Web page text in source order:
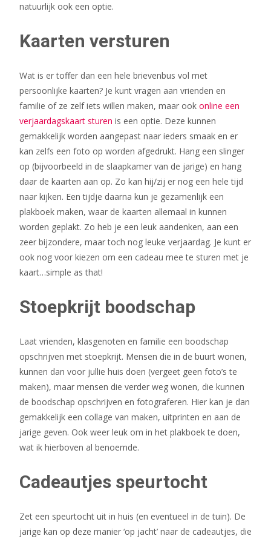
natuurlijk ook een optie.
Kaarten versturen
Wat is er toffer dan een hele brievenbus vol met
persoonlijke kaarten? Je kunt vragen aan vrienden en
familie of ze zelf iets willen maken, maar ook online een
verjaardagskaart sturen is een optie. Deze kunnen
gemakkelijk worden aangepast naar ieders smaak en er
kan zelfs een foto op worden afgedrukt. Hang een slinger
op (bijvoorbeeld in de slaapkamer van de jarige) en hang
daar de kaarten aan op. Zo kan hij/zij er nog een hele tijd
naar kijken. Een tijdje daarna kun je gezamenlijk een
plakboek maken, waar de kaarten allemaal in kunnen
worden geplakt. Zo heb je een leuk aandenken, aan een
zeer bijzondere, maar toch nog leuke verjaardag. Je kunt er
ook nog voor kiezen om een cadeau mee te sturen met je
kaart…simple as that!
Stoepkrijt boodschap
Laat vrienden, klasgenoten en familie een boodschap
opschrijven met stoepkrijt. Mensen die in de buurt wonen,
kunnen dan voor jullie huis doen (vergeet geen foto’s te
maken), maar mensen die verder weg wonen, die kunnen
de boodschap opschrijven en fotograferen. Hier kan je dan
gemakkelijk een collage van maken, uitprinten en aan de
jarige geven. Ook weer leuk om in het plakboek te doen,
wat ik hierboven al benoemde.
Cadeautjes speurtocht
Zet een speurtocht uit in huis (en eventueel in de tuin). De
jarige kan op deze manier ‘op jacht’ naar de cadeautjes, die